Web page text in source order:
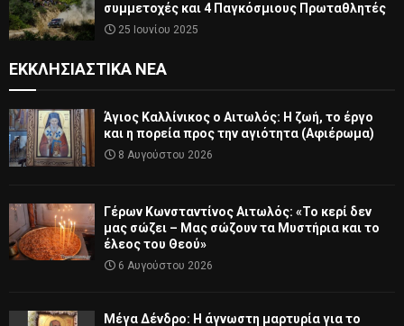
συμμετοχές και 4 Παγκόσμιους Πρωταθλητές
25 Ιουνίου 2025
ΕΚΚΛΗΣΙΑΣΤΙΚΆ ΝΈΑ
Άγιος Καλλίνικος ο Αιτωλός: Η ζωή, το έργο
και η πορεία προς την αγιότητα (Αφιέρωμα)
8 Αυγούστου 2026
Γέρων Κωνσταντίνος Αιτωλός: «Το κερί δεν
μας σώζει – Μας σώζουν τα Μυστήρια και το
έλεος του Θεού»
6 Αυγούστου 2026
Μέγα Δένδρο: Η άγνωστη μαρτυρία για το